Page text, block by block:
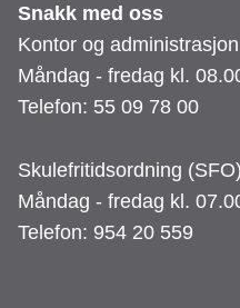
Snakk med oss
Kontor og administrasjon
Måndag - fredag kl.
Telefon: 55 09 78 00
Skulefritidsordning (SFO)
Måndag - fredag kl.
Telefon: 954 20 559